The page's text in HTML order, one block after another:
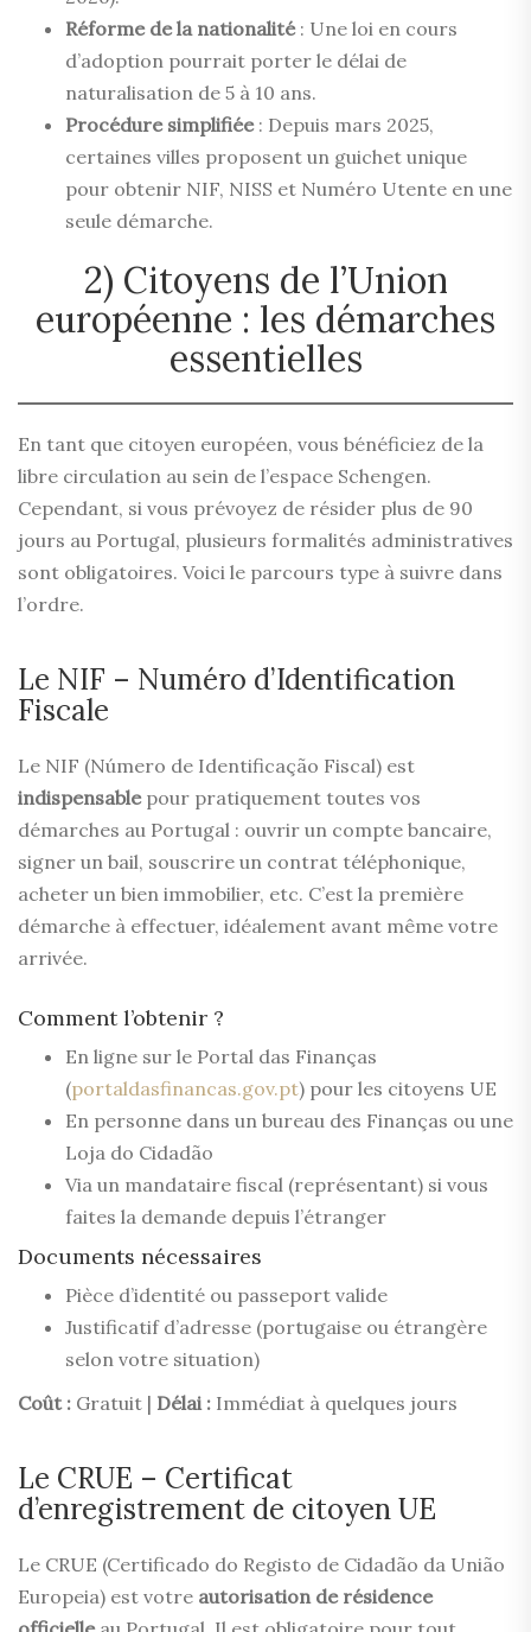
Réforme de la nationalité: Une loi en cours
d’adoption pourrait porter le délai de
naturalisation de 5 à 10 ans.
Procédure simplifiée: Depuis mars 2025,
certaines villes proposent un guichet unique
pour obtenir NIF, NISS et Numéro Utente en une
seule démarche.
2) Citoyens de l’Union
européenne : les démarches
essentielles
En tant que citoyen européen, vous bénéficiez de la
libre circulation au sein de l’espace Schengen.
Cependant, si vous prévoyez de résider plus de 90
jours au Portugal, plusieurs formalités administratives
sont obligatoires. Voici le parcours type à suivre dans
l’ordre.
Le NIF – Numéro d’Identification
Fiscale
Le NIF (Número de Identificação Fiscal) est
indispensablepour pratiquement toutes vos
démarches au Portugal : ouvrir un compte bancaire,
signer un bail, souscrire un contrat téléphonique,
acheter un bien immobilier, etc. C’est la première
démarche à effectuer, idéalement avant même votre
arrivée.
Comment l’obtenir ?
En ligne sur le Portal das Finanças
(portaldasfinancas.gov.pt) pour les citoyens UE
En personne dans un bureau des Finanças ou une
Loja do Cidadão
Via un mandataire fiscal (représentant) si vous
faites la demande depuis l’étranger
Documents nécessaires
Pièce d’identité ou passeport valide
Justificatif d’adresse (portugaise ou étrangère
selon votre situation)
Coût : Gratuit | Délai : Immédiat à quelques jours
Le CRUE – Certificat
d’enregistrement de citoyen UE
Le CRUE (Certificado do Registo de Cidadão da União
Europeia) est votre autorisation de résidence